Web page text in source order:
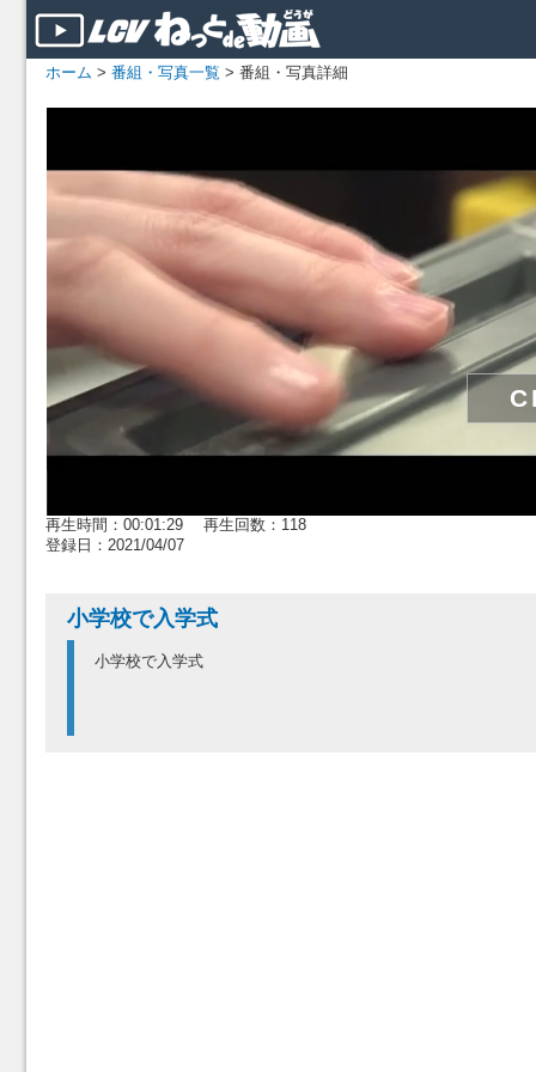
ホーム > 番組・写真一覧 > 番組・写真詳細
再生時間：00:01:29 再生回数：118
登録日：2021/04/07
小学校で入学式
小学校で入学式